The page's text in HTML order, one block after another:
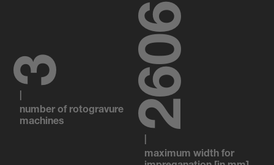
3
number of rotogravure
machines
2700
maximum width for